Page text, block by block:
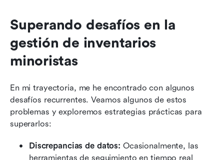
Superando desafíos en la
gestión de inventarios
minoristas
En mi trayectoria, me he encontrado con algunos
desafíos recurrentes. Veamos algunos de estos
problemas y exploremos estrategias prácticas para
superarlos:
Discrepancias de datos: Ocasionalmente, las
herramientas de seguimiento en tiempo real